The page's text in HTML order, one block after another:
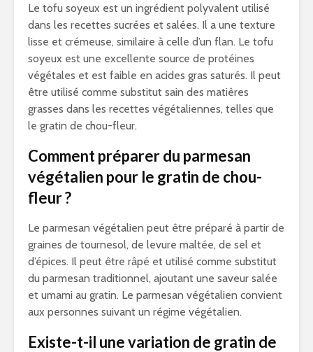
Le tofu soyeux est un ingrédient polyvalent utilisé
dans les recettes sucrées et salées. Il a une texture
lisse et crémeuse, similaire à celle d’un flan. Le tofu
soyeux est une excellente source de protéines
végétales et est faible en acides gras saturés. Il peut
être utilisé comme substitut sain des matières
grasses dans les recettes végétaliennes, telles que
le gratin de chou-fleur.
Comment préparer du parmesan
végétalien pour le gratin de chou-
fleur ?
Le parmesan végétalien peut être préparé à partir de
graines de tournesol, de levure maltée, de sel et
d’épices. Il peut être râpé et utilisé comme substitut
du parmesan traditionnel, ajoutant une saveur salée
et umami au gratin. Le parmesan végétalien convient
aux personnes suivant un régime végétalien.
Existe-t-il une variation de gratin de